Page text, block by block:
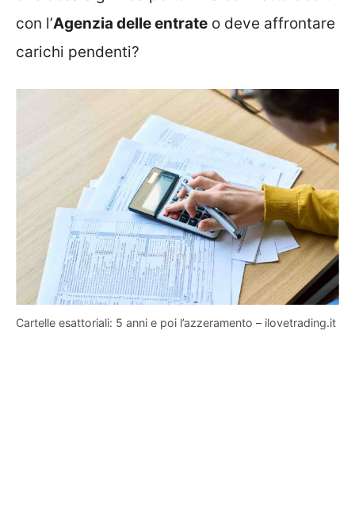
con l’Agenzia delle entrate o deve affrontare
carichi pendenti?
Cartelle esattoriali: 5 anni e poi l’azzeramento – ilovetrading.it